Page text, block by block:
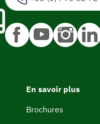
En savoir plus
Brochures